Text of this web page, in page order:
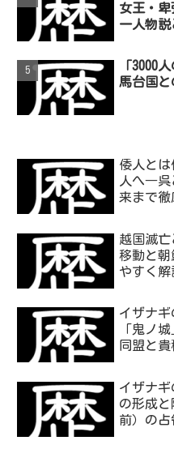
女王・
一人物
「3000
馬台国と
倭人と
人へ―呉
来まで徹
越国滅
移動と朝
やすく解
イザナ
「鬼ノ
同盟と
イザナ
の形成
前）の占